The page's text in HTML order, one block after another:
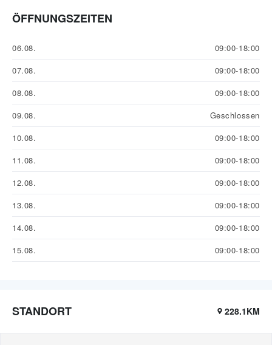
ÖFFNUNGSZEITEN
06.08.
09:00-18:00
07.08.
09:00-18:00
08.08.
09:00-18:00
09.08.
Geschlossen
10.08.
09:00-18:00
11.08.
09:00-18:00
12.08.
09:00-18:00
13.08.
09:00-18:00
14.08.
09:00-18:00
15.08.
09:00-18:00
STANDORT 228.1KM